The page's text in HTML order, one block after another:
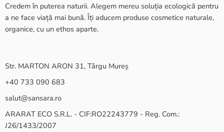
Credem în puterea naturii. Alegem mereu soluția ecologică pentru
a ne face viață mai bună. Îți aducem produse cosmetice naturale,
organice, cu un ethos aparte.
Str. MARTON ARON 31, Târgu Mureș
+40 733 090 683
salut@sansara.ro
ARARAT ECO S.R.L. - CIF:RO22243779 - Reg. Com.:
J26/1433/2007